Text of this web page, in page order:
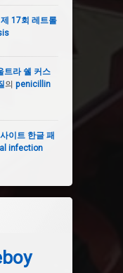
17회 레트롤
트라 쉘 커스
의 penicillin
이트 한글 패
infection